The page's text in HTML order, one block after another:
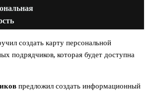
предложил создать информационный